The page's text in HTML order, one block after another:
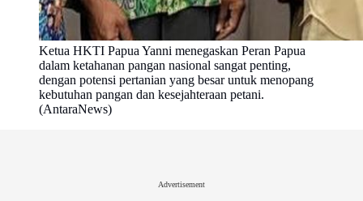
Ketua HKTI Papua Yanni menegaskan Peran Papua
dalam ketahanan pangan nasional sangat penting,
dengan potensi pertanian yang besar untuk menopang
kebutuhan pangan dan kesejahteraan petani.
(AntaraNews)
Advertisement